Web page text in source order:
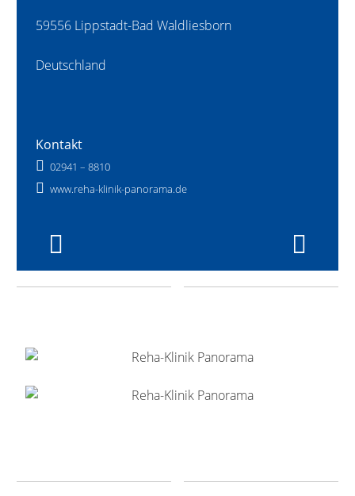
59556 Lippstadt-Bad Waldliesborn
Deutschland
Kontakt
02941 – 8810
www.reha-klinik-panorama.de